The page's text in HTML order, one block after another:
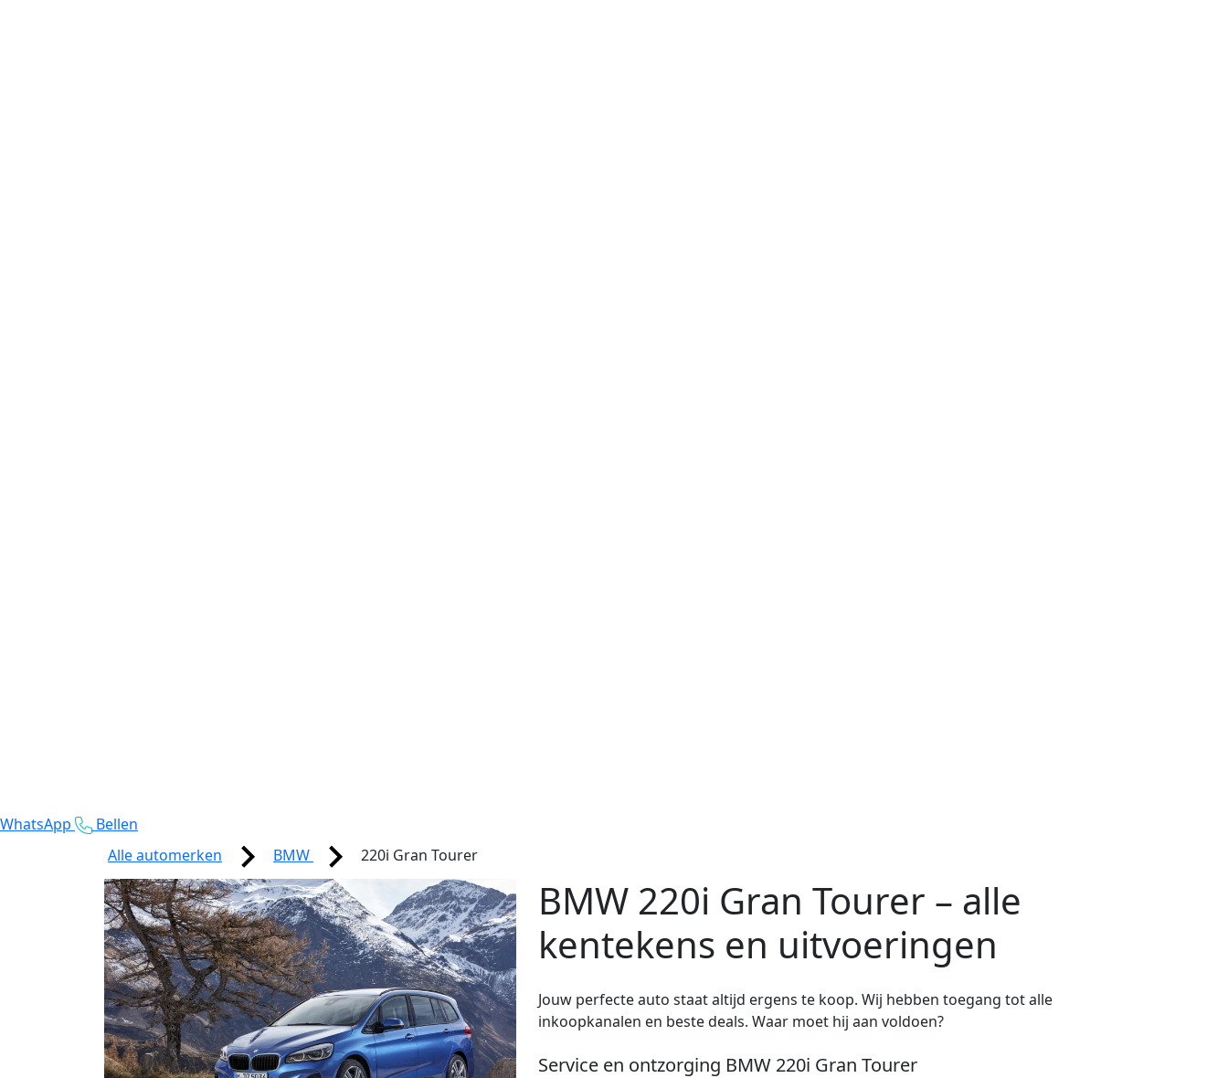
WhatsApp
Bellen
Alle automerken
BMW 220i Gran Tourer
BMW 220i Gran Tourer – alle
kentekens en uitvoeringen
Jouw perfecte auto staat altijd ergens te koop. Wij hebben toegang tot alle
inkoopkanalen en beste deals. Waar moet hij aan voldoen?
Service en ontzorging BMW 220i Gran Tourer